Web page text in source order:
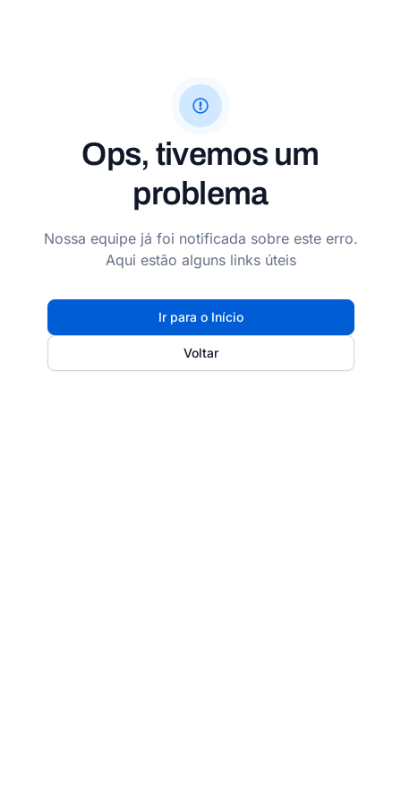
Ops, tivemos um
problema
Nossa equipe já foi notificada sobre este erro.
Aqui estão alguns links úteis
Ir para o Início
Voltar